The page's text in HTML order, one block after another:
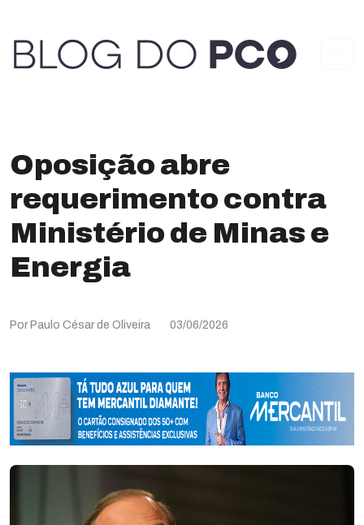
Oposição abre
requerimento contra
Ministério de Minas e
Energia
Por Paulo César de Oliveira 03/06/2026